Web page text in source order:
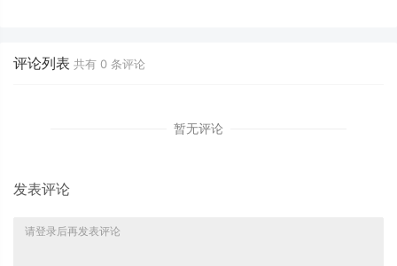
评论列表 共有 0 条评论
暂无评论
发表评论